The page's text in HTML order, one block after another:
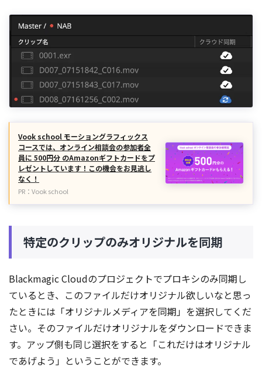
Vook school モーショングラフィックス
コースでは、オンライン相談会の参加者全
員に 500円分 のAmazonギフトカードをプ
レゼントしています！この機会をお見逃し
なく！
PR：Vook school
特定のクリップのみオリジナルを同期
Blackmagic Cloudのプロジェクトでプロキシのみ同期し
ているとき、このファイルだけオリジナル欲しいなと思っ
たときには「オリジナルメディアを同期」を選択してくだ
さい。そのファイルだけオリジナルをダウンロードできま
す。アップ側も同じ選択をすると「これだけはオリジナル
であげよう」ということができます。